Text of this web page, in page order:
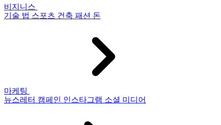
비지니스
기술 법 스포츠 건축 패션 돈
마케팅
뉴스레터 캠페인 인스타그램 소셜 미디어